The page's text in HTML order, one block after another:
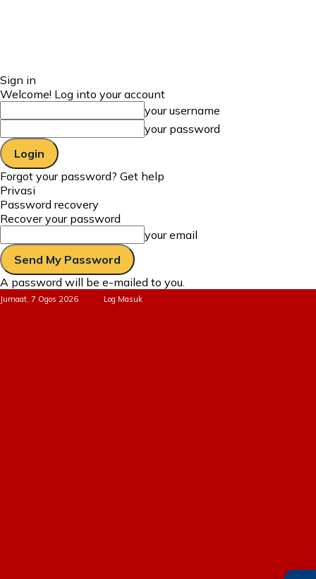
Sign in
Welcome! Log into your account
your username
your password
Forgot your password? Get help
Privasi
Password recovery
Recover your password
your email
A password will be e-mailed to you.
Jumaat, 7 Ogos 2026 Log Masuk